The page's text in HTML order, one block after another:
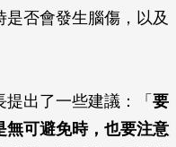
否會發生腦傷，以及
出了一些建議：「 要
無可避免時，也要注意